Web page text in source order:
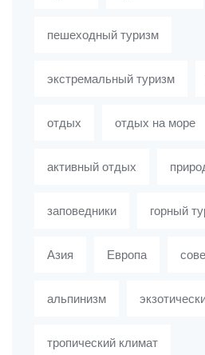
пешеходный туризм
экстремальный туризм
отдых отдых на море
активный отдых
заповедники горный
Азия Европа
альпинизм
тропический климат